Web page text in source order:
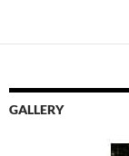
GALLERY